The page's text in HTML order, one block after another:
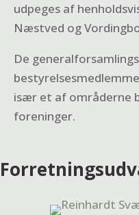
udpeges af
Næstved og
De
især et af områderne
foreninger.